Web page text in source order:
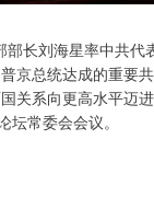
长刘海星率中共
京总统达成的重要
关系向更高水平迈
坛常委会会议。